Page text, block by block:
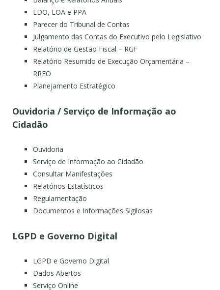
LDO, LOA e PPA
Parecer do Tribunal de Contas
Julgamento das Contas do Executivo pelo Legislativo
Relatório de Gestão Fiscal – RGF
Relatório Resumido de Execução Orçamentária –
RREO
Planejamento Estratégico
Ouvidoria / Serviço de Informação ao
Cidadão
Ouvidoria
Serviço de Informação ao Cidadão
Consultar Manifestações
Relatórios Estatísticos
Regulamentação
Documentos e Informações Sigilosas
LGPD e Governo Digital
LGPD e Governo Digital
Dados Abertos
Serviço Online